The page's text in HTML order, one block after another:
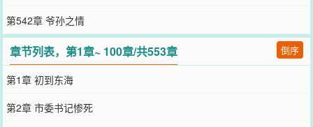
第542章 爷孙之情
章节列表，第1章~ 100章/共553章 倒序
第1章 初到东海
第2章 市委书记惨死